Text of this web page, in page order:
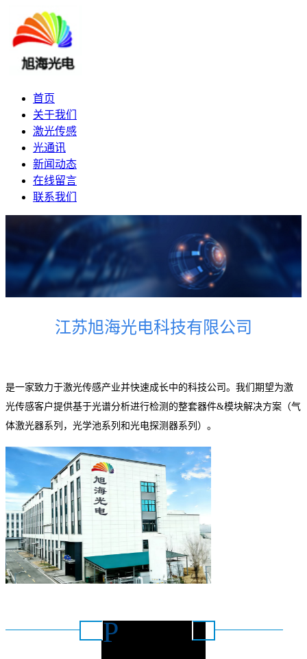
首页
关于我们
激光传感
光通讯
新闻动态
在线留言
联系我们
江苏旭海光电科技有限公司
是一家致力于激光传感产业并快速成长中的科技公司。我们期望为激
光传感客户提供基于光谱分析进行检测的整套器件&模块解决方案（气
体激光器系列，光学池系列和光电探测器系列）。
P